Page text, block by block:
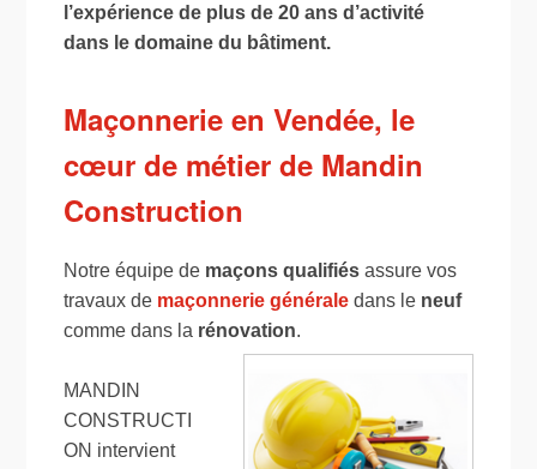
l’expérience de plus de 20 ans d’activité
dans le domaine du bâtiment.
Maçonnerie en Vendée, le
cœur de métier de Mandin
Construction
Notre équipe de maçons qualifiés assure vos
travaux de maçonnerie générale dans le neuf
comme dans la rénovation.
MANDIN
CONSTRUCTI
ON intervient